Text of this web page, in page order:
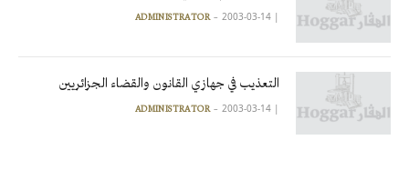
|
ADMINISTRATOR 2003-03-14
التعذيب في جهازي القانون والقضاء الجزائريين
|
ADMINISTRATOR 2003-03-14